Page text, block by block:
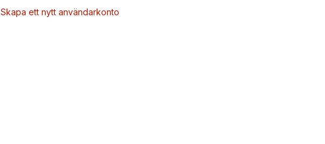
Skapa ett nytt användarkonto